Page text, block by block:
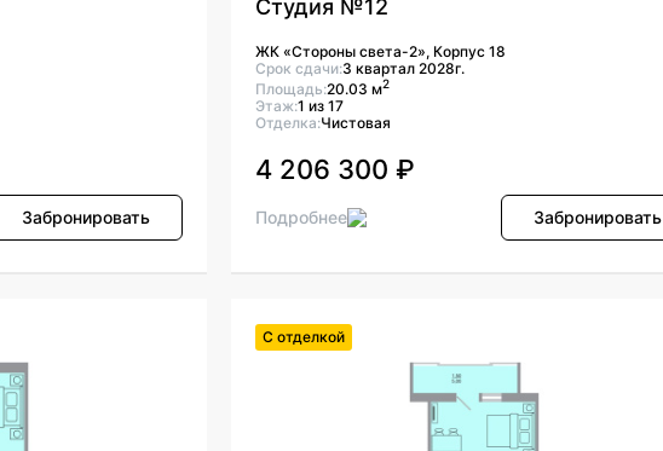
Забронировать
Студия №12
ЖК «Стороны света-2», Корпус 18
Срок сдачи:3 квартал 2028г.
Площадь:20.03 м2
Этаж:1 из 17
Отделка:Чистовая
4 206 300 ₽
Подробнее Забронировать
С отделкой